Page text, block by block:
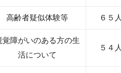
高齢者疑似体験等 ６５人
覚障がいのある方の生
活について
５４人